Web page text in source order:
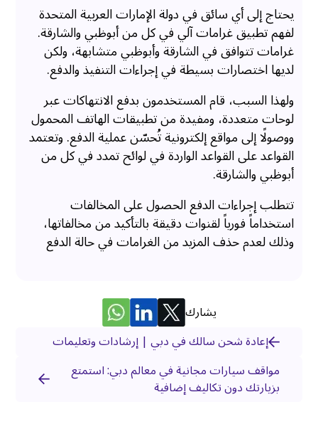
يحتاج إلى أي سائق في دولة الإمارات العربية المتحدة
لفهم تطبيق غرامات آلي في كل من أبوظبي والشارقة.
غرامات تتوافق في الشارقة وأبوظبي متشابهة، ولكن
لديها اختصارات بسيطة في إجراءات التنفيذ والدفع.
ولهذا السبب، قام المستخدمون بدفع الانتهاكات عبر
لوحات متعددة، ومفيدة من تطبيقات الهاتف المحمول
ووصولًا إلى مواقع إلكترونية تُحسّن عملية الدفع. وتعتمد
القواعد على القواعد الواردة في لوائح تمدد في كل من
أبوظبي والشارقة.
تتطلب إجراءات الدفع الحصول على المخالفات
استخداماً فورياً لقنوات دقيقة بالتأكيد من مخالفاتها،
وذلك لعدم حذف المزيد من الغرامات في حالة الدفع
يشارك
إعادة شحن سالك في دبي | إرشادات وتعليمات
مواقف سيارات مجانية في معالم دبي: استمتع
بزيارتك دون تكاليف إضافية